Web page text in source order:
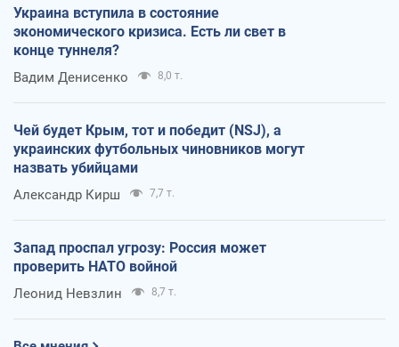
Украина вступила в состояние
экономического кризиса. Есть ли свет в
конце туннеля?
Вадим Денисенко 8,0 т.
Чей будет Крым, тот и победит (NSJ), а
украинских футбольных чиновников могут
назвать убийцами
Александр Кирш 7,7 т.
Запад проспал угрозу: Россия может
проверить НАТО войной
Леонид Невзлин 8,7 т.